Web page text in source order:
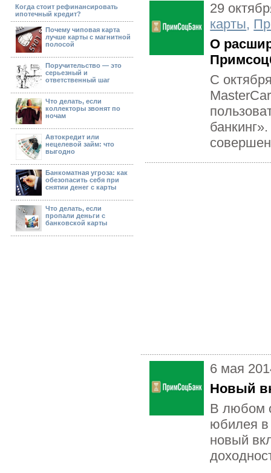
Когда стоит рефинансировать
ипотечный кредит?
Почему чиповая карта
лучше карты с магнитной
полосой
Поручительство — это
серьезный и
ответственный шаг
Что делать, если
коллекторы звонят по
ночам
Автокредит или
нецелевой займ: что
выгодно
Банкоматная угроза: как
обезопасить себя при
снятии денег с карты
Что делать, если
пропали деньги с
банковской карты
29
карты,
О
С
6 мая
Новый
В любом
юбилея в
новый